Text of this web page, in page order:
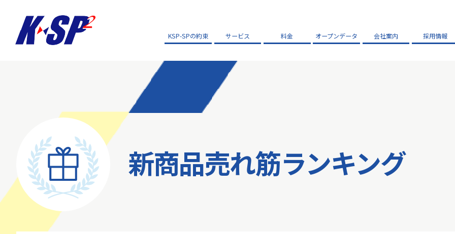
KSP-SPの約束 サービス 料金 オープンデータ 会社案内 採用情報
新商品売れ筋ランキング